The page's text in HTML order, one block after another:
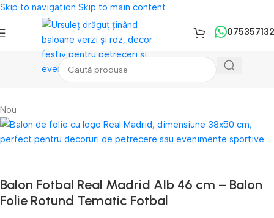
Skip to navigation Skip to main content
Baloane/Baloane Folie
Nou
Balon Fotbal Real Madrid Alb 46 cm – Balon
Folie Rotund Tematic Fotbal